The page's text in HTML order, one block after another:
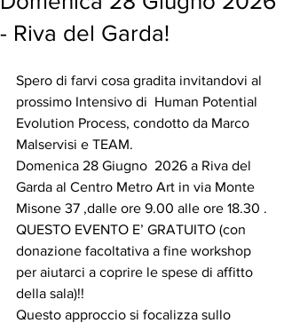
- Riva del Garda!
Spero di farvi cosa gradita invitandovi al
prossimo Intensivo di  Human Potential
Evolution Process, condotto da Marco
Malservisi e TEAM.
Domenica 28 Giugno  2026 a Riva del
Garda al Centro Metro Art in via Monte
Misone 37 ,dalle ore 9.00 alle ore 18.30 .
QUESTO EVENTO E’ GRATUITO (con
donazione facoltativa a fine workshop
per aiutarci a coprire le spese di affitto
della sala)!!
Questo approccio si focalizza sullo